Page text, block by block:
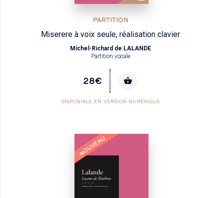
PARTITION
Miserere à voix seule, réalisation clavier
Michel-Richard de LALANDE
Partition vocale
28€
DISPONIBLE EN VERSION NUMÉRIQUE
NOUVEAU